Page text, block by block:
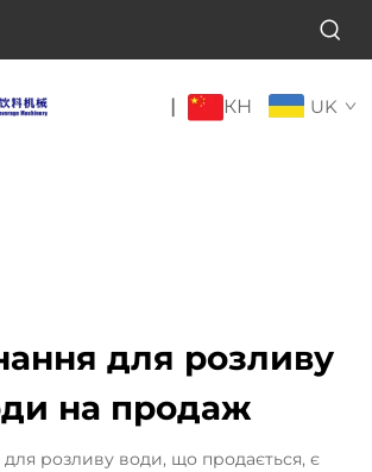
| КН UK
для розливу
на продаж
розливу води, що продається, є